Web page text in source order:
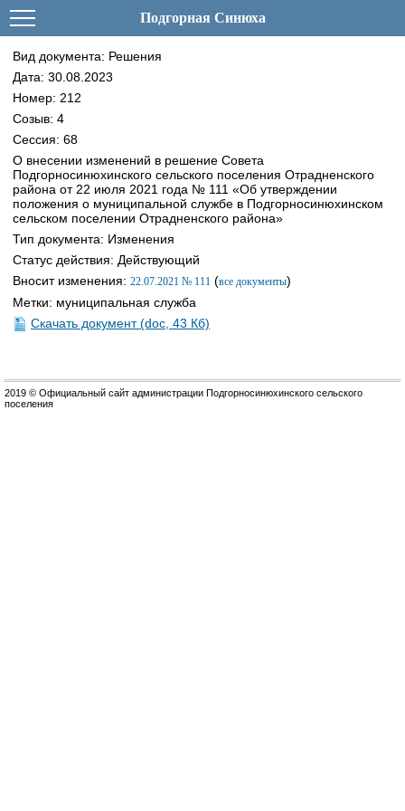
Подгорная Синюха
Вид документа: Решения
Дата: 30.08.2023
Номер: 212
Созыв: 4
Сессия: 68
О внесении изменений в решение Совета
Подгорносинюхинского сельского поселения Отрадненского
района от 22 июля 2021 года № 111 «Об утверждении
положения о муниципальной службе в Подгорносинюхинском
сельском поселении Отрадненского района»
Тип документа: Изменения
Статус действия: Действующий
Вносит изменения: 22.07.2021 № 111 (все документы)
Метки: муниципальная служба
Скачать документ (doc, 43 Кб)
2019 © Официальный сайт администрации Подгорносинюхинского сельского
поселения